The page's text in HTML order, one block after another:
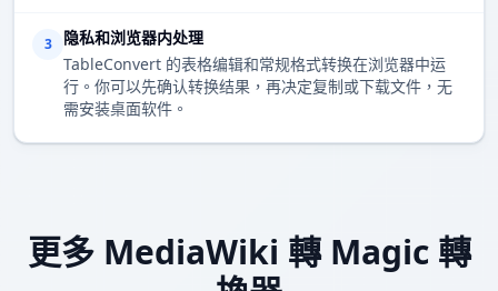
3
隐私和浏览器内处理
TableConvert 的表格编辑和常规格式转换在浏览器中运
行。你可以先确认转换结果，再决定复制或下载文件，无
需安装桌面软件。
更多 MediaWiki 轉 Magic 轉